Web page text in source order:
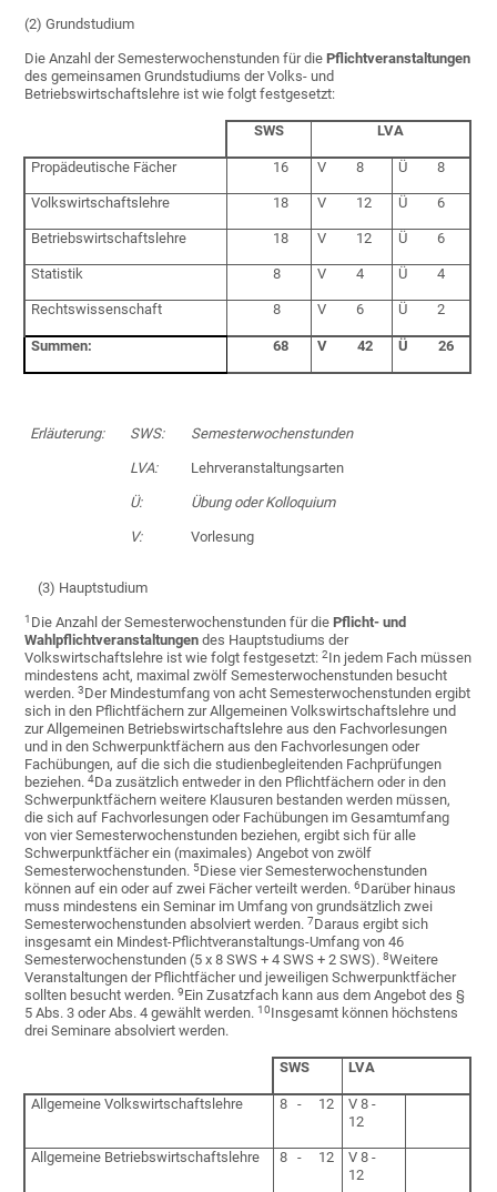
(2) Grundstudium
Die Anzahl der Semesterwochenstunden für diePflichtveranstaltungen
des gemeinsamen Grundstudiums der Volks- und
Betriebswirtschaftslehre ist wie folgt festgesetzt:
SWS LVA
Propädeutische Fächer 16 V 8 Ü 8
Volkswirtschaftslehre 18 V 12 Ü 6
Betriebswirtschaftslehre 18 V 12 Ü 6
Statistik 8 V 4 Ü 4
Rechtswissenschaft 8 V 6 Ü 2
Summen: 68 V 42 Ü 26
Erläuterung: SWS: Semesterwochenstunden
LVA: Lehrveranstaltungsarten
Ü: Übung oder Kolloquium
V: Vorlesung
(3) Hauptstudium
1 Die Anzahl der Semesterwochenstunden für diePflicht- und
Wahlpflichtveranstaltungen des Hauptstudiums der
Volkswirtschaftslehre ist wie folgt festgesetzt:2In jedem Fach müssen
mindestens acht, maximal zwölf Semesterwochenstunden besucht
werden.3Der Mindestumfang von acht Semesterwochenstunden ergibt
sich in den Pflichtfächern zur Allgemeinen Volkswirtschaftslehre und
zur Allgemeinen Betriebswirtschaftslehre aus den Fachvorlesungen
und in den Schwerpunktfächern aus den Fachvorlesungen oder
Fachübungen, auf die sich die studienbegleitenden Fachprüfungen
beziehen.4Da zusätzlich entweder in den Pflichtfächern oder in den
Schwerpunktfächern weitere Klausuren bestanden werden müssen,
die sich auf Fachvorlesungen oder Fachübungen im Gesamtumfang
von vier Semesterwochenstunden beziehen, ergibt sich für alle
Schwerpunktfächer ein (maximales) Angebot von zwölf
Semesterwochenstunden. 5Diese vier Semesterwochenstunden
können auf ein oder auf zwei Fächer verteilt werden.6Darüber hinaus
muss mindestens ein Seminar im Umfang von grundsätzlich zwei
Semesterwochenstunden absolviert werden. 7Daraus ergibt sich
insgesamt ein Mindest-Pflichtveranstaltungs-Umfang von 46
Semesterwochenstunden (5 x 8 SWS + 4 SWS + 2 SWS).8Weitere
Veranstaltungen der Pflichtfächer und jeweiligen Schwerpunktfächer
sollten besucht werden.9Ein Zusatzfach kann aus dem Angebot des §
5 Abs. 3 oder Abs. 4 gewählt werden.10Insgesamt können höchstens
drei Seminare absolviert werden.
SWS LVA
Allgemeine Volkswirtschaftslehre 8 - 12
V 8 -
12
Allgemeine Betriebswirtschaftslehre 8 - 12
V 8 -
12